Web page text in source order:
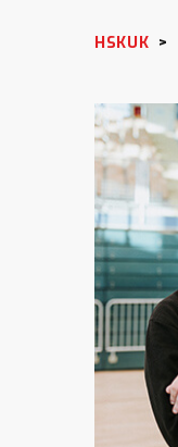
HSKUK >